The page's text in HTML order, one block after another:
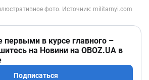
первыми в курсе главного –
на Новини на OBOZ.UA в
Подписаться